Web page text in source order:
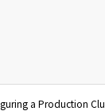
a Production